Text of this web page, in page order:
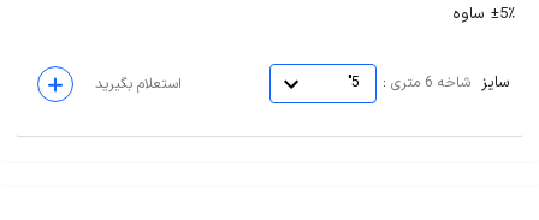
٪5± ساوه
سایز شاخه 6 متری :
5" استعلام بگیرید